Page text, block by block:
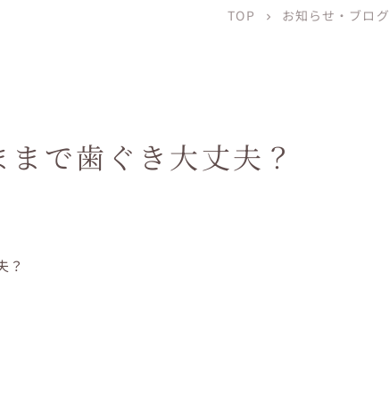
TOP chevron_right お知らせ・ブログ
で歯ぐき大丈夫？
？